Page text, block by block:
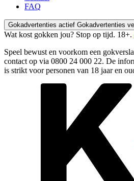
FAQ
Gokadvertenties actief Gokadvertenties
Wat kost gokken jou? Stop op tijd. 18+.
Speel bewust en voorkom een
contact op via 0800 24 000 22. De
is strikt voor personen van 18 jaar en